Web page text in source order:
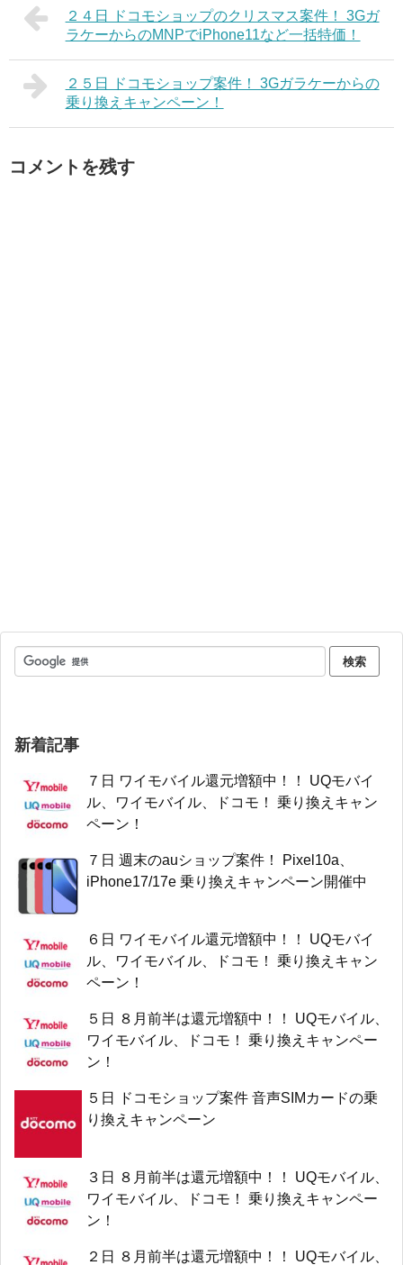
２４日 ドコモショップのクリスマス案件！ 3Gガ
ラケーからのMNPでiPhone11など一括特価！
２５日 ドコモショップ案件！ 3Gガラケーからの
乗り換えキャンペーン！
コメントを残す
新着記事
７日 ワイモバイル還元増額中！！ UQモバイ
ル、ワイモバイル、ドコモ！ 乗り換えキャン
ペーン！
７日 週末のauショップ案件！ Pixel10a、
iPhone17/17e 乗り換えキャンペーン開催中
６日 ワイモバイル還元増額中！！ UQモバイ
ル、ワイモバイル、ドコモ！ 乗り換えキャン
ペーン！
５日 ８月前半は還元増額中！！ UQモバイル、
ワイモバイル、ドコモ！ 乗り換えキャンペー
ン！
５日 ドコモショップ案件 音声SIMカードの乗
り換えキャンペーン
３日 ８月前半は還元増額中！！ UQモバイル、
ワイモバイル、ドコモ！ 乗り換えキャンペー
ン！
２日 ８月前半は還元増額中！！ UQモバイル、